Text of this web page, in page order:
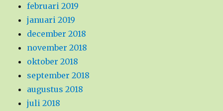
februari 2019
januari 2019
december 2018
november 2018
oktober 2018
september 2018
augustus 2018
juli 2018